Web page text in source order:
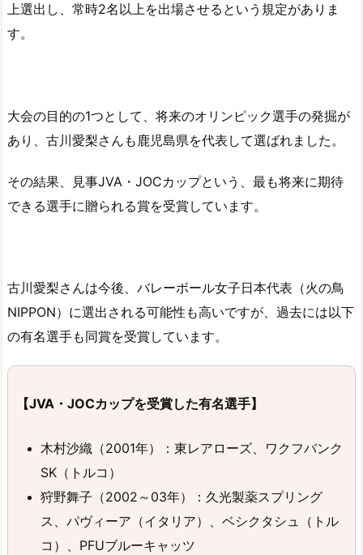
上選出し、常時2名以上を出場させるという規定がありま
す。
大会の目的の1つとして、将来のオリンピック選手の発掘が
あり、古川愛梨さんも鹿児島県を代表して選ばれました。
その結果、見事JVA・JOCカップという、最も将来に期待
できる選手に贈られる賞を受賞しています。
古川愛梨さんは今後、バレーボール女子日本代表（火の鳥
NIPPON）に選出される可能性も高いですが、過去には以下
の有名選手も同賞を受賞しています。
【JVA・JOCカップを受賞した有名選手】
木村沙織（2001年）：東レアローズ、ワクフバンク
SK（トルコ）
狩野舞子（2002～03年）：久光製薬スプリング
ス、パヴィーア（イタリア）、ベシクタシュ（トル
コ）、PFUブルーキャッツ